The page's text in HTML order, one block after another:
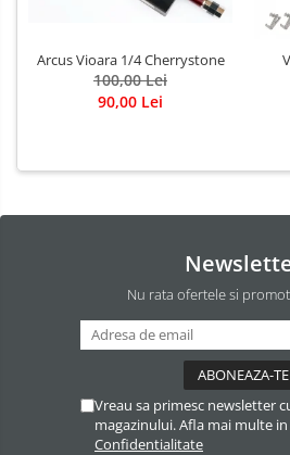
Arcus Vioara 1/4 Cherrystone
100,00 Lei
90,00 Lei
Nu rata ofertele si
Vreau sa primesc newsletter
magazinului. Afla mai multe in
Confidentialitate